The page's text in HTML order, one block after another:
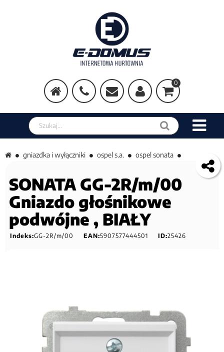
0
Szukaj w sklepie
gniazdka i wyłączniki ospel s.a. ospel sonata
SONATA GG-2R/m/00
Gniazdo głośnikowe
podwójne , BIAŁY
Indeks:GG-2R/m/00 EAN:5907577444501 ID:25426